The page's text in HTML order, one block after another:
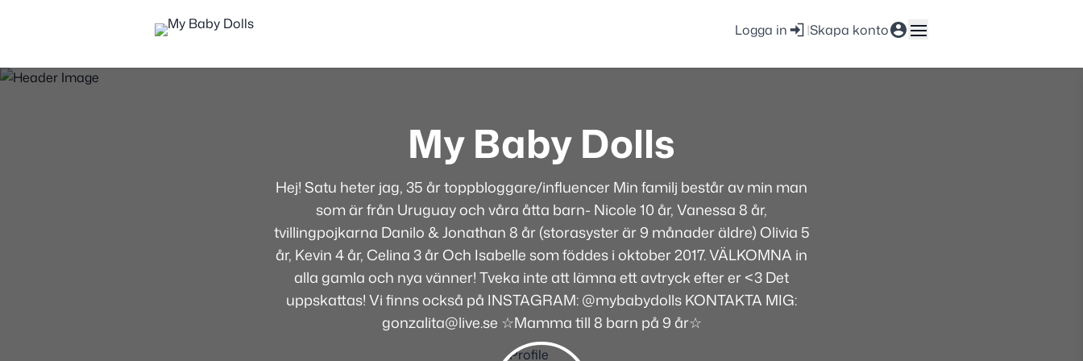
Logga in |Skapa konto
My Baby Dolls
Hej! Satu heter jag, 35 år toppbloggare/influencer Min familj består av min man
som är från Uruguay och våra åtta barn- Nicole 10 år, Vanessa 8 år,
tvillingpojkarna Danilo & Jonathan 8 år (storasyster är 9 månader äldre) Olivia 5
år, Kevin 4 år, Celina 3 år Och Isabelle som föddes i oktober 2017. VÄLKOMNA in
alla gamla och nya vänner! Tveka inte att lämna ett avtryck efter er <3 Det
uppskattas! Vi finns också på INSTAGRAM: @mybabydolls KONTAKTA MIG:
gonzalita@live.se ☆Mamma till 8 barn på 9 år☆